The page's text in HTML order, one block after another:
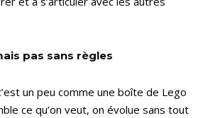
pas sans règles
un peu comme une boîte de Lego
ce qu’on veut, on évolue sans tout